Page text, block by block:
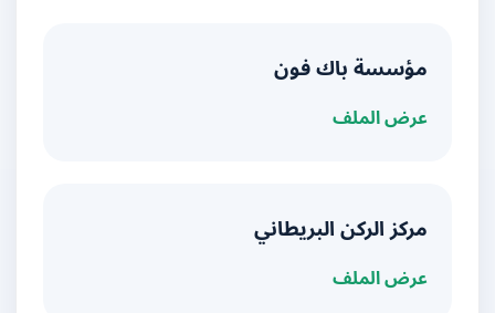
مؤسسة باك فون
عرض الملف
مركز الركن البريطاني
عرض الملف